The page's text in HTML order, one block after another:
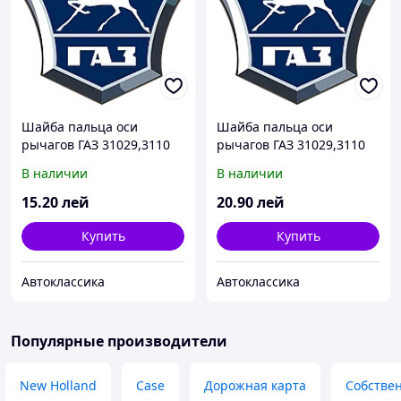
Шайба пальца оси
рычагов ГАЗ 31029,3110
во ГАЗ)
В наличии
15.20лей
Купить
Автоклассика
Шайба пальца оси
рычагов ГАЗ 31029,3110
во ГАЗ)
В наличии
20.90лей
Купить
Автоклассика
Популярные производители
New Holland Case Дорожная карта